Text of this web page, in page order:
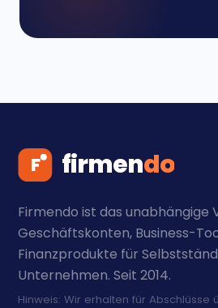
Firmendo ist das unabhängige
Geschäftskonten, Business-
Finanzprodukte für
Unternehmen. Seit 2014.
Hinweis: Wir erhalten für Abschlüsse